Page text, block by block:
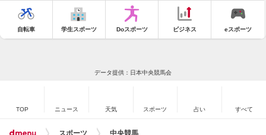
自転車 学生スポーツ Doスポーツ ビジネス eスポーツ
データ提供：日本中央競馬会
TOP ニュース 天気 スポーツ 占い すべて
スポーツ 中央競馬